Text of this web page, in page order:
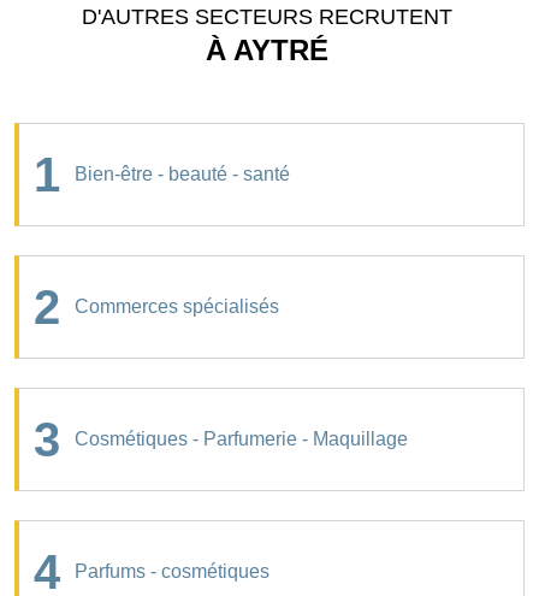
D'AUTRES SECTEURS RECRUTENT
À AYTRÉ
1 Bien-être - beauté - santé
2 Commerces spécialisés
3 Cosmétiques - Parfumerie - Maquillage
4 Parfums - cosmétiques